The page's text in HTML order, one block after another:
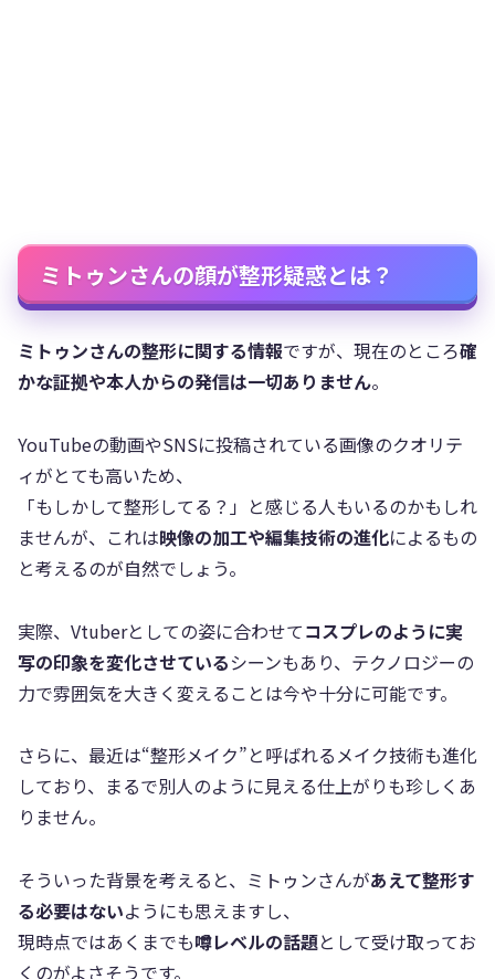
ミトゥンさんの顔が整形疑惑とは？
ミトゥンさんの整形に関する情報ですが、現在のところ確
かな証拠や本人からの発信は一切ありません。
YouTubeの動画やSNSに投稿されている画像のクオリテ
ィがとても高いため、
「もしかして整形してる？」と感じる人もいるのかもしれ
ませんが、これは映像の加工や編集技術の進化によるもの
と考えるのが自然でしょう。
実際、Vtuberとしての姿に合わせてコスプレのように実
写の印象を変化させているシーンもあり、テクノロジーの
力で雰囲気を大きく変えることは今や十分に可能です。
さらに、最近は“整形メイク”と呼ばれるメイク技術も進化
しており、まるで別人のように見える仕上がりも珍しくあ
りません。
そういった背景を考えると、ミトゥンさんがあえて整形す
る必要はないようにも思えますし、
現時点ではあくまでも噂レベルの話題として受け取ってお
くのがよさそうです。